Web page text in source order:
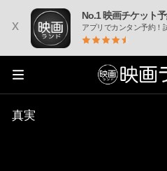
x
No.1 映画チケット
アプリでカンタン予約！
真実